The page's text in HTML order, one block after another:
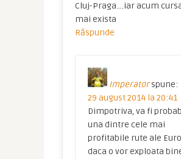
Cluj-Praga….iar acum
mai exista
Răspunde
Imperator spune:
29 august 2014 la 20:41
Dimpotriva, va fi
una dintre cele mai
profitabile rute ale
daca o vor exploata